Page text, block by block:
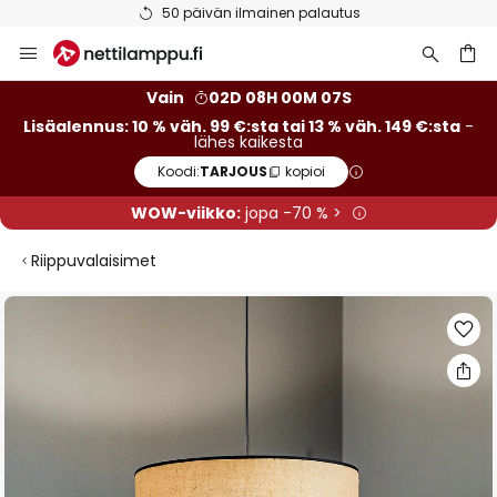
50 päivän ilmainen palautus
to
Vain
02D 08H 00M 07S
Lisäalennus: 10 % väh. 99 €:sta tai 13 % väh. 149 €:sta -
lähes kaikesta
Koodi:TARJOUS kopioi
WOW-viikko:jopa -70 % >
Riippuvalaisimet
Skip